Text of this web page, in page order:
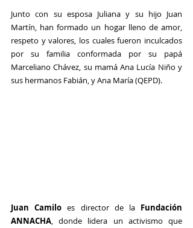
Junto con su esposa Juliana y su hijo Juan
Martín, han formado un hogar lleno de amor,
respeto y valores, los cuales fueron inculcados
por su familia conformada por su papá
Marceliano Chávez, su mamá Ana Lucía Niño y
sus hermanos Fabián, y Ana María (QEPD).
Juan Camilo es director de la Fundación
ANNACHA, donde lidera un activismo que